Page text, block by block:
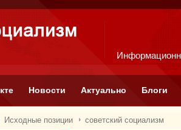
Новости Актуально Блоги
Исходные позиции советский социализм